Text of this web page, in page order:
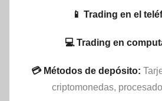
📱 Trading en el
💻 Trading en
💳 Métodos de depósito:
criptomonedas,